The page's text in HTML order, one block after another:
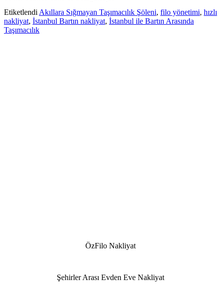
Etiketlendi Akıllara Sığmayan Taşımacılık Şöleni, filo yönetimi, hızlı
nakliyat, İstanbul Bartın nakliyat, İstanbul ile Bartın Arasında
Taşımacılık
ÖzFilo Nakliyat
Şehirler Arası Evden Eve Nakliyat